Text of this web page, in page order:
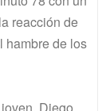
reacción de
hambre de los
Diego